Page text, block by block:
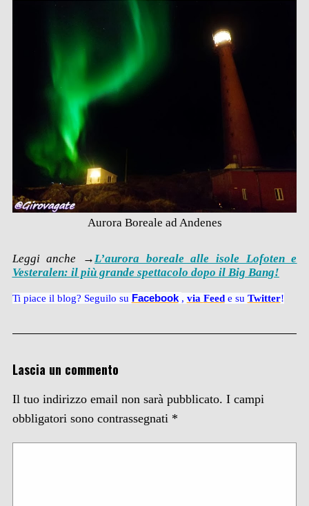
Aurora Boreale ad Andenes
Leggi anche →L’aurora boreale alle isole Lofoten e
Vesteralen: il più grande spettacolo dopo il Big Bang!
Ti piace il blog? Seguilo su Facebook , via Feede su Twitter!
Lascia un commento
Il tuo indirizzo email non sarà pubblicato. I campi
obbligatori sono contrassegnati *